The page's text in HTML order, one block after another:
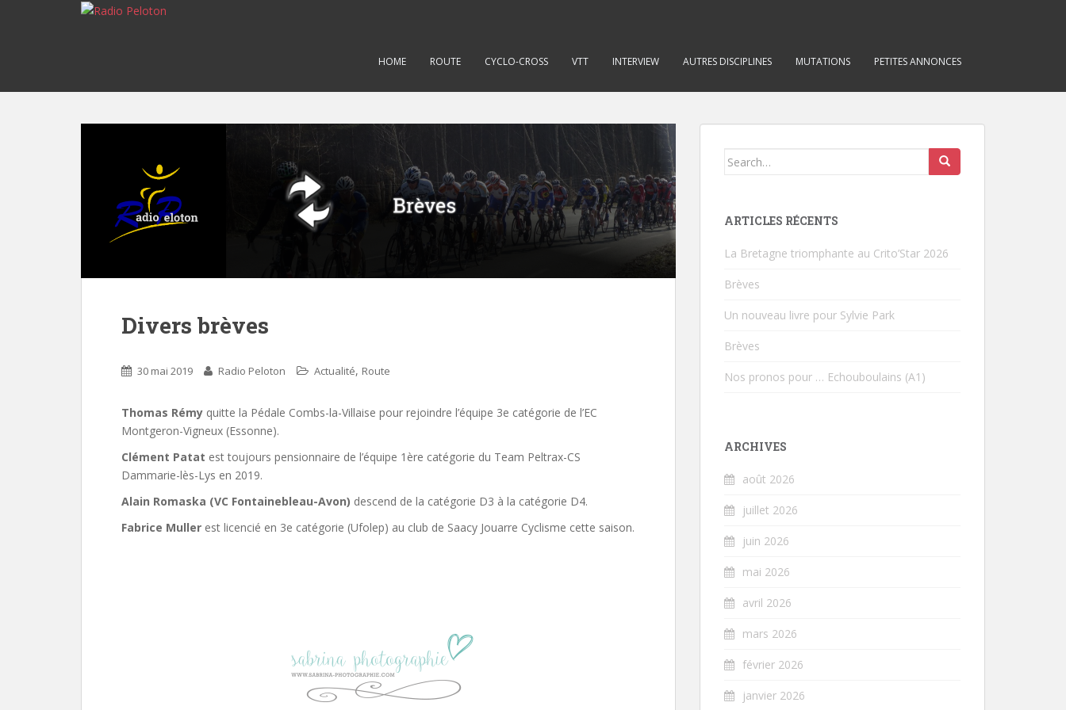
HOME ROUTE CYCLO-CROSS VTT INTERVIEW AUTRES DISCIPLINES MUTATIONS PETITES ANNONCES
Divers brèves
30 mai 2019 Radio Peloton Actualité, Route
Thomas Rémy quitte la Pédale Combs-la-Villaise pour rejoindre l’équipe 3e catégorie de l’EC
Montgeron-Vigneux (Essonne).
Clément Patat est toujours pensionnaire de l’équipe 1ère catégorie du Team Peltrax-CS
Dammarie-lès-Lys en 2019.
Alain Romaska (VC Fontainebleau-Avon) descend de la catégorie D3 à la catégorie D4.
Fabrice Muller est licencié en 3e catégorie (Ufolep) au club de Saacy Jouarre Cyclisme cette saison.
Search for:
ARTICLES RÉCENTS
La Bretagne triomphante au Crito’Star 2026
Brèves
Un nouveau livre pour Sylvie Park
Brèves
Nos pronos pour … Echouboulains (A1)
ARCHIVES
août 2026
juillet 2026
juin 2026
mai 2026
avril 2026
mars 2026
février 2026
janvier 2026